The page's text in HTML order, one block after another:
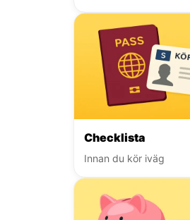
Checklista
Innan du kör iväg